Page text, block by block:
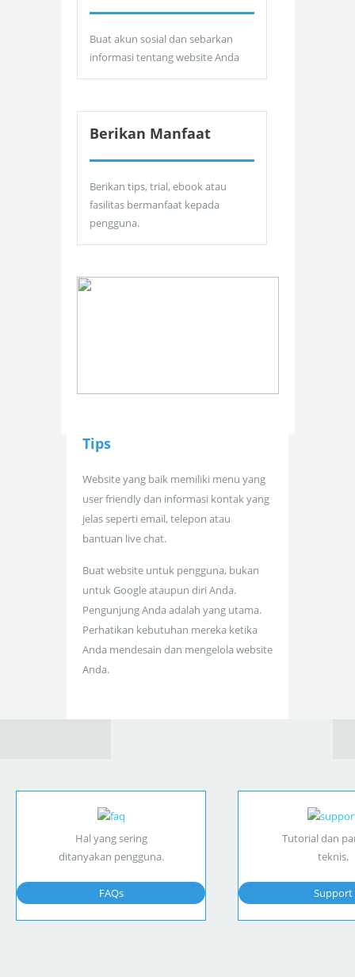
Buat akun sosial dan sebarkan
informasi tentang website Anda
Berikan Manfaat
Berikan tips, trial, ebook atau
fasilitas bermanfaat kepada
pengguna.
Tips
Website yang baik memiliki menu yang
user friendly dan informasi kontak yang
jelas seperti email, telepon atau
bantuan live chat.
Buat website untuk pengguna, bukan
untuk Google ataupun diri Anda.
Pengunjung Anda adalah yang utama.
Perhatikan kebutuhan mereka ketika
Anda mendesain dan mengelola website
Anda.
Hal yang sering
ditanyakan pengguna.
FAQs
Tutorial dan
teknis.
Support